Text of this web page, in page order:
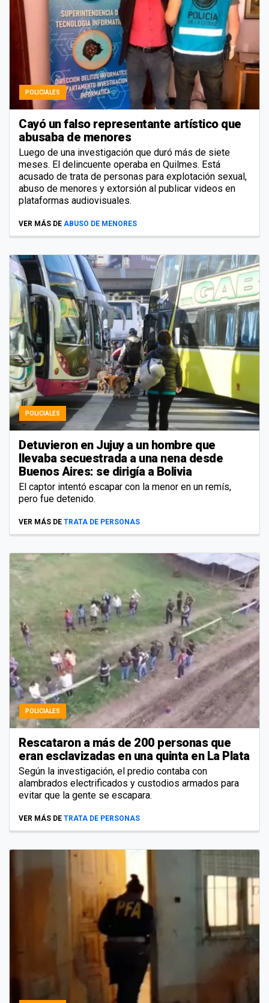
POLICIALES
Cayó un falso representante artístico que
abusaba de menores
Luego de una investigación que duró más de siete
meses. El delincuente operaba en Quilmes. Está
acusado de trata de personas para explotación sexual,
abuso de menores y extorsión al publicar videos en
plataformas audiovisuales.
VER MÁS DE ABUSO DE MENORES
POLICIALES
Detuvieron en Jujuy a un hombre que
llevaba secuestrada a una nena desde
Buenos Aires: se dirigía a Bolivia
El captor intentó escapar con la menor en un remís,
pero fue detenido.
VER MÁS DE TRATA DE PERSONAS
POLICIALES
Rescataron a más de 200 personas que
eran esclavizadas en una quinta en La Plata
Según la investigación, el predio contaba con
alambrados electrificados y custodios armados para
evitar que la gente se escapara.
VER MÁS DE TRATA DE PERSONAS